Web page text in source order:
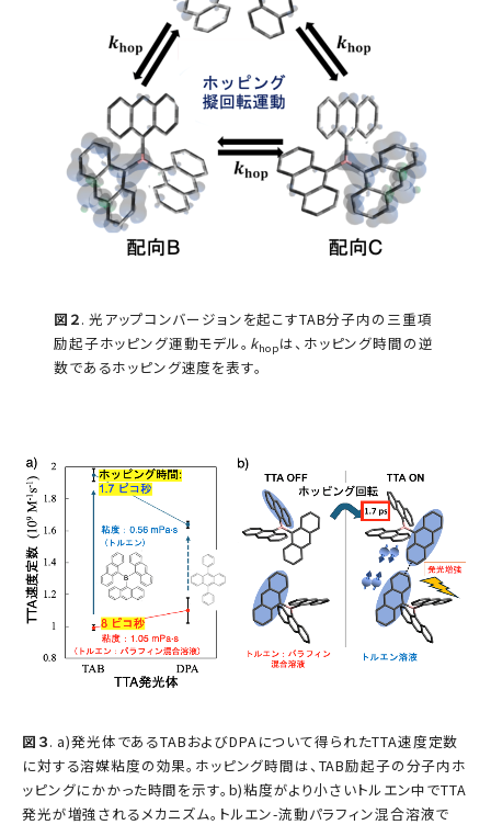
図２. 光アップコンバージョンを起こすTAB分子内の三重項
励起子ホッピング運動モデル。 khopは、ホッピング時間の逆
数であるホッピング速度を表す。
図３. a)発光体であるTABおよびDPAについて得られたTTA速度定数
に対する溶媒粘度の効果。ホッピング時間は、TAB励起子の分子内ホ
ッピングにかかった時間を示す。b)粘度がより小さいトルエン中でTTA
発光が増強されるメカニズム。トルエン-流動パラフィン混合溶液で